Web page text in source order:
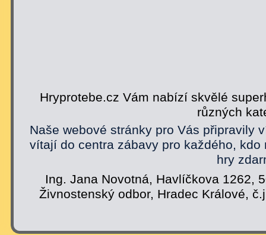
Hryprotebe.cz Vám nabízí skvělé
různých
Naše webové stránky pro Vás připravily
vítají do centra zábavy pro každého,
hry
Ing. Jana Novotná, Havlíčkova 1262,
Živnostenský odbor, Hradec Králové,